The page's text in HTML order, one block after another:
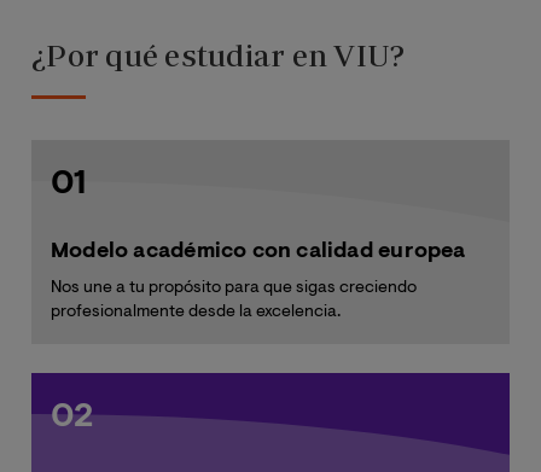
¿Por qué estudiar en VIU?
01
Modelo académico con calidad europea
Nos une a tu propósito para que sigas creciendo
profesionalmente desde la excelencia.
02